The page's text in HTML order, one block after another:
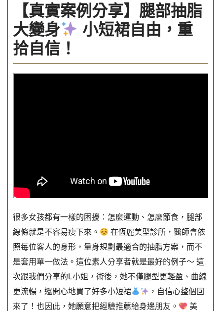
【真實案例分享】腿部抽脂
大變身
小短裙自由，重
拾自信！
很多女孩都有一樣的困擾：怎麼運動、怎麼節食，腿部
線條就是不容易瘦下來。
在恆麗美型診所，醫師會依
照每位客人的身形，量身規劃最適合的抽脂方案，而不
是套用單一做法。這位素人分享者就是最好的例子～ 這
次跟我們分享的L小姐，術後，她不僅腿型更輕盈、曲線
更流暢，還開心地買了好多小短裙
，自信心整個回
來了！也因此，她願意把經驗推薦給身邊朋友。
美